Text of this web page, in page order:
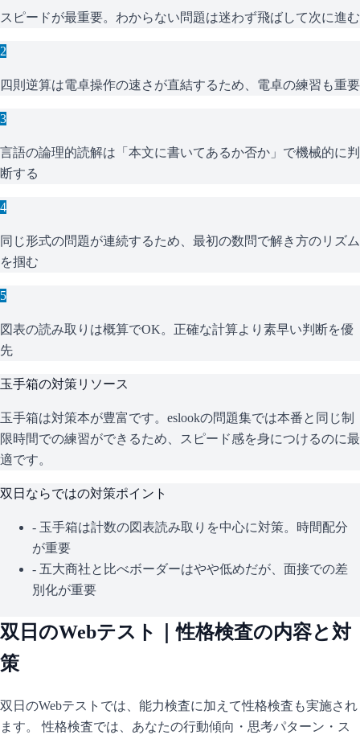
スピードが最重要。わからない問題は迷わず飛ばして次に進む
2
四則逆算は電卓操作の速さが直結するため、電卓の練習も重要
3
言語の論理的読解は「本文に書いてあるか否か」で機械的に判
断する
4
同じ形式の問題が連続するため、最初の数問で解き方のリズム
を掴む
5
図表の読み取りは概算でOK。正確な計算より素早い判断を優
先
玉手箱の対策リソース
玉手箱は対策本が豊富です。eslookの問題集では本番と同じ制
限時間での練習ができるため、スピード感を身につけるのに最
適です。
双日 ならではの対策ポイント
- 玉手箱は計数の図表読み取りを中心に対策。時間配分
が重要
- 五大商社と比べボーダーはやや低めだが、面接での差
別化が重要
双日 のWebテスト｜性格検査の内容と対
策
双日 のWebテストでは、能力検査に加えて性格検査も実施され
ます。 性格検査では、あなたの行動傾向・思考パターン・ス